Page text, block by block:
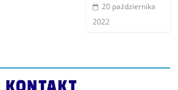
20 października
2022